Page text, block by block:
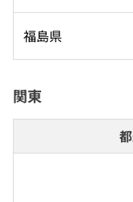
福島県
関東